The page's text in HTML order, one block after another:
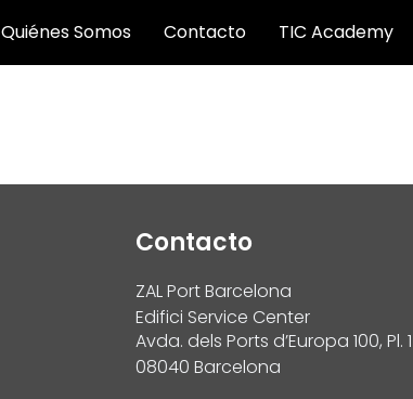
Quiénes Somos Contacto TIC Academy
Contacto
ZAL Port Barcelona
Edifici Service Center
Avda. dels Ports d’Europa 100, Pl. 1
08040 Barcelona